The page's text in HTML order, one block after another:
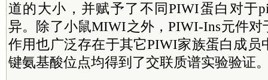
道的大小，并赋予了不同PIWI蛋白对于
异。除了小鼠MIWI之外，PIWI-Ins元件对
作用也广泛存在于其它PIWI家族蛋白成员
键氨基酸位点均得到了交联质谱实验验证